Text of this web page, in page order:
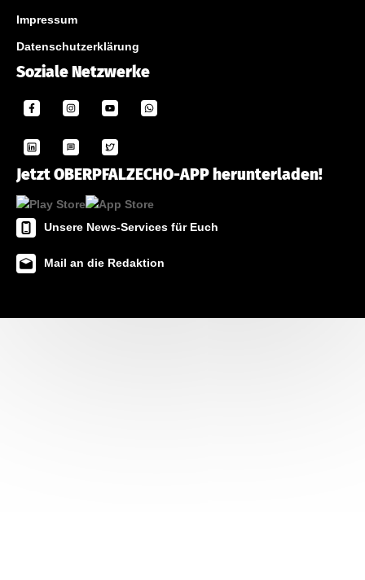
Impressum
Datenschutzerklärung
Soziale Netzwerke
Jetzt OBERPFALZECHO-APP herunterladen!
Unsere News-Services für Euch
Mail an die Redaktion